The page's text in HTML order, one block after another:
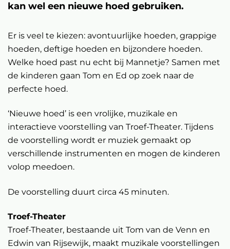
kan wel een nieuwe hoed gebruiken.
Er is veel te kiezen: avontuurlijke hoeden, grappige
hoeden, deftige hoeden en bijzondere hoeden.
Welke hoed past nu echt bij Mannetje? Samen met
de kinderen gaan Tom en Ed op zoek naar de
perfecte hoed.
‘Nieuwe hoed’ is een vrolijke, muzikale en
interactieve voorstelling van Troef-Theater. Tijdens
de voorstelling wordt er muziek gemaakt op
verschillende instrumenten en mogen de kinderen
volop meedoen.
De voorstelling duurt circa 45 minuten.
Troef-Theater
Troef-Theater, bestaande uit Tom van de Venn en
Edwin van Rijsewijk, maakt muzikale voorstellingen